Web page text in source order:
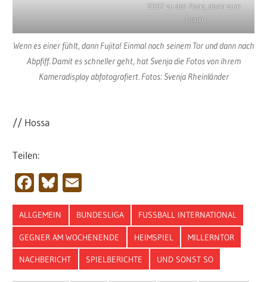
ERST zu den Fans, dann zum
Team
Wenn es einer fühlt, dann Fujita! Einmal nach seinem Tor und dann nach
Abpfiff. Damit es schneller geht, hat Svenja die Fotos von ihrem
Kameradisplay abfotografiert. Fotos: Svenja Rheinländer
// Hossa
Teilen:
Facebook
Bluesky
ALLGEMEIN BUNDESLIGA FUSSBALL INTERNATIONAL
GEGNER AM WOCHENENDE HEIMSPIEL MILLERNTOR
NACHBERICHT SPIELBERICHTE UND SONST SO